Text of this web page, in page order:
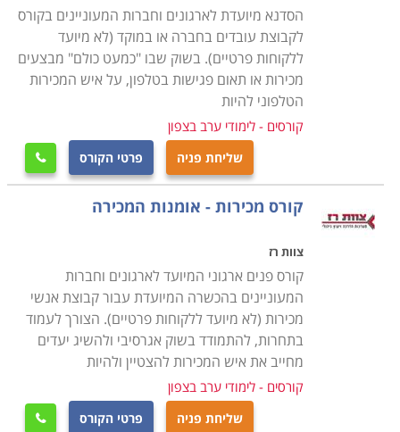
המקצוע לומד כיצד להציג מוצרים אלה, על מה לשים את
הדגש כשמציעים אותם למכירה ולמה להתייחס פחות, איך
לענות לשאלותיהם של הלקוחות באופן שיוכיח ידע ובקיאות
לגבי המוצרים.
סדנת מכירות לאירגונים יכולה להיות בת מספר שעות ויכולה
גם להיות קורס ממושך יותר הכולל כמה מפגשים. הכל תלוי
בארגון או בחברה ובסיכום שהם מגיעים אליו עם חברת
ההדרכה.
סדנת מסוג זה חשובה גם להעלאת המורל בחברה. כל עובד
אוהב להרגיש שמשקיעים בו, לקבל הזדמנויות להתפתח
ולרכוש כלים חדשים כדי לבצע את עבודתו טוב יותר, כאשר
במכירות מדובר גם עליה בשכר עקב כך. ובינינו - כל עובד
אוהב גם לשבור את השגרה לפעמים ולעבור כמה שעות של
סדנה היא שבירת שגרה. סדנת מכירות לארגונים יכולות
להתקיים בכל חברה בכל עיר, החל מחיפה ונהריה בצפון
הסדנא מיועדת לארגונים וחברות המעוניינים בקורס
לקבוצת עובדים בחברה או במוקד (לא מיועד
ללקוחות פרטיים). בשוק שבו "כמעט כולם" מבצעים
מכירות או תאום פגישות בטלפון, על איש המכירות
הטלפוני להיות
קורסים - לימודי ערב בצפון
שליחת פניה פרטי הקורס 
קורס מכירות - אומנות המכירה
צוות רז
קורס פנים ארגוני המיועד לארגונים וחברות
המעוניינים בהכשרה המיועדת עבור קבוצת אנשי
מכירות (לא מיועד ללקוחות פרטיים). הצורך לעמוד
בתחרות, להתמודד בשוק אגרסיבי ולהשיג יעדים
מחייב את איש המכירות להצטיין ולהיות
קורסים - לימודי ערב בצפון
שליחת פניה פרטי הקורס 